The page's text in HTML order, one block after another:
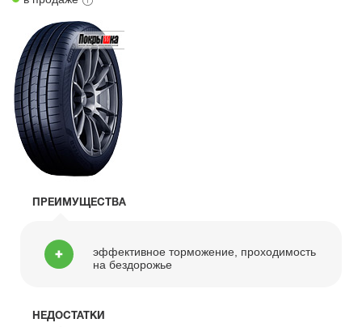
ПРЕИМУЩЕСТВА
эффективное торможение, проходимость
на бездорожье
НЕДОСТАТКИ